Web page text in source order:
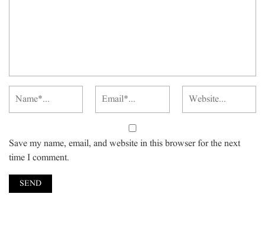
Save my name, email, and website in this browser for the next
time I comment.